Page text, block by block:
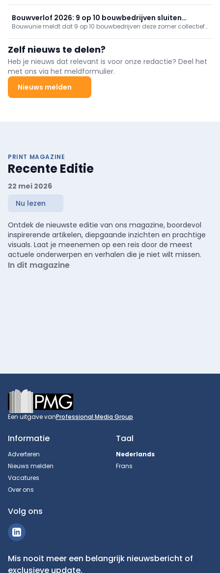
en huurwoningen (minstens 15 jaar), plus actie rond gronden,
leegstand en rechtszekerheid.
Bouwverlof 2026: 9 op 10 bouwbedrijven sluiten
collectief
Bouwunie meldt dat 9 op 10 bouwbedrijven deze zomer collectief
op 6 juli. Werknemers vragen wel vaker flexibel verlof.
Zelf nieuws te delen?
Heb je nieuws dat relevant is voor onze redactie? Deel het
met ons via het meldformulier.
Nieuws melden
PRINT MAGAZINE
Recente Editie
22 mei 2026
Nu lezen
Ontdek de nieuwste editie van ons magazine, boordevol
inspirerende artikelen, diepgaande inzichten en prachtige
visuals. Laat je meenemen op een reis door de meest
actuele onderwerpen en verhalen die je niet wilt missen.
In dit magazine
Footer
Een uitgave vanProfessional Media Group
Informatie
Adverteren
Nieuws melden
Vacatures
Over ons
Taal
Nederlands
Frans
Volg ons
Mis nooit meer een belangrijk nieuwsbericht of
exclusieve update.